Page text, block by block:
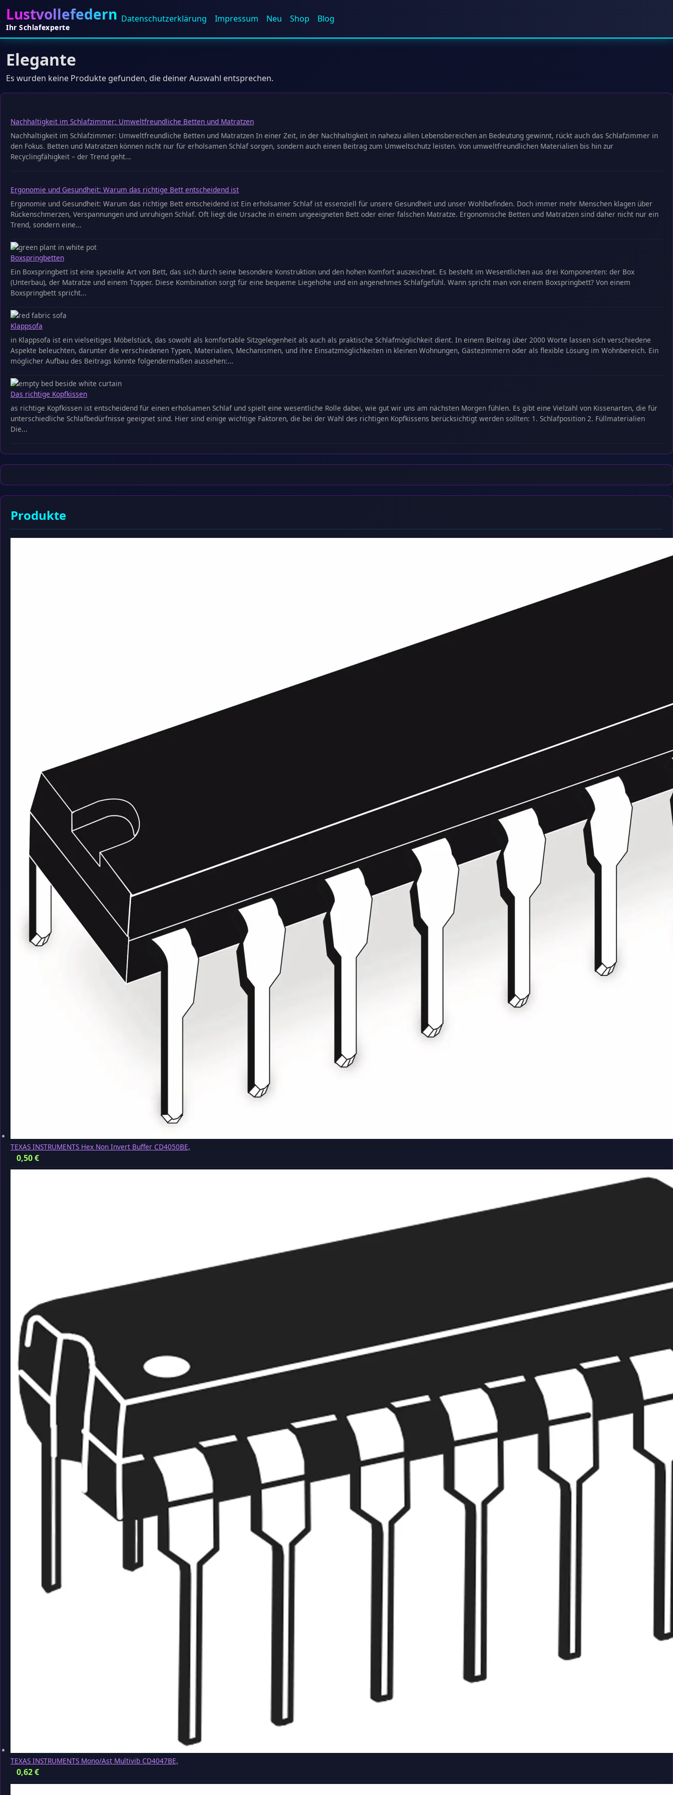
Lustvollefedern
Ihr Schlafexperte
Datenschutz­erklärung Impressum Neu Shop Blog
Elegante
Es wurden keine Produkte gefunden, die deiner Auswahl entsprechen.
Nachhaltigkeit im Schlafzimmer: Umweltfreundliche Betten und Matratzen
Nachhaltigkeit im Schlafzimmer: Umweltfreundliche Betten und Matratzen In einer Zeit, in der Nachhaltigkeit in nahezu allen Lebensbereichen an Bedeutung gewinnt, rückt auch das Schlafzimmer in
den Fokus. Betten und Matratzen können nicht nur für erholsamen Schlaf sorgen, sondern auch einen Beitrag zum Umweltschutz leisten. Von umweltfreundlichen Materialien bis hin zur
Recyclingfähigkeit – der Trend geht...
Ergonomie und Gesundheit: Warum das richtige Bett entscheidend ist
Ergonomie und Gesundheit: Warum das richtige Bett entscheidend ist Ein erholsamer Schlaf ist essenziell für unsere Gesundheit und unser Wohlbefinden. Doch immer mehr Menschen klagen über
Rückenschmerzen, Verspannungen und unruhigen Schlaf. Oft liegt die Ursache in einem ungeeigneten Bett oder einer falschen Matratze. Ergonomische Betten und Matratzen sind daher nicht nur ein
Trend, sondern eine...
Boxspringbetten
Ein Boxspringbett ist eine spezielle Art von Bett, das sich durch seine besondere Konstruktion und den hohen Komfort auszeichnet. Es besteht im Wesentlichen aus drei Komponenten: der Box
(Unterbau), der Matratze und einem Topper. Diese Kombination sorgt für eine bequeme Liegehöhe und ein angenehmes Schlafgefühl. Wann spricht man von einem Boxspringbett? Von einem
Boxspringbett spricht...
Klappsofa
in Klappsofa ist ein vielseitiges Möbelstück, das sowohl als komfortable Sitzgelegenheit als auch als praktische Schlafmöglichkeit dient. In einem Beitrag über 2000 Worte lassen sich verschiedene
Aspekte beleuchten, darunter die verschiedenen Typen, Materialien, Mechanismen, und ihre Einsatzmöglichkeiten in kleinen Wohnungen, Gästezimmern oder als flexible Lösung im Wohnbereich. Ein
möglicher Aufbau des Beitrags könnte folgendermaßen aussehen:...
Das richtige Kopfkissen
as richtige Kopfkissen ist entscheidend für einen erholsamen Schlaf und spielt eine wesentliche Rolle dabei, wie gut wir uns am nächsten Morgen fühlen. Es gibt eine Vielzahl von Kissenarten, die für
unterschiedliche Schlafbedürfnisse geeignet sind. Hier sind einige wichtige Faktoren, die bei der Wahl des richtigen Kopfkissens berücksichtigt werden sollten: 1. Schlafposition 2. Füllmaterialien
Die...
Produkte
TEXAS INSTRUMENTS Hex Non Invert Buffer CD4050BE,
0,50€
TEXAS INSTRUMENTS Mono/Ast Multivib CD4047BE,
0,62€